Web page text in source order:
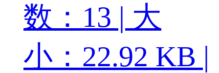
数：13 | 大
小：22.92 KB |